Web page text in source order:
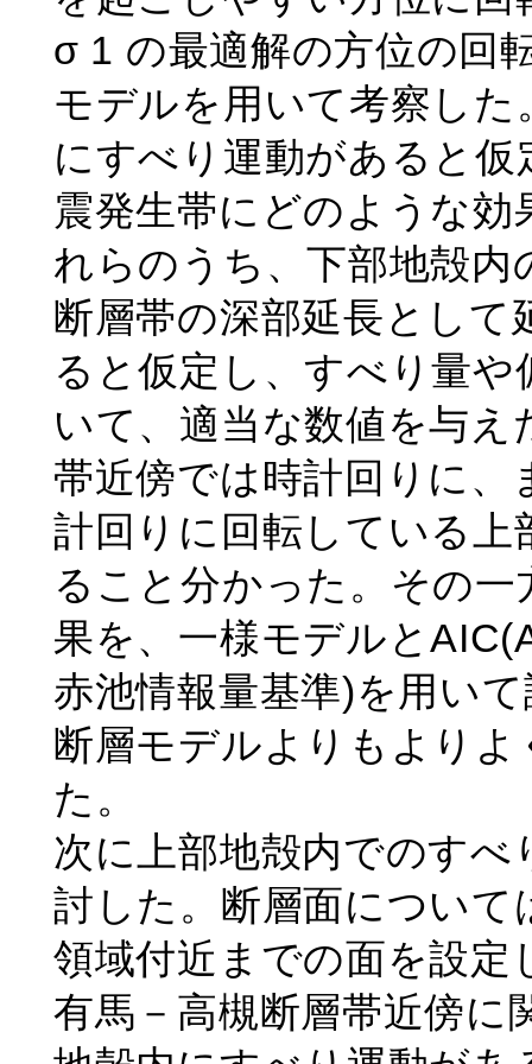
σ 1 の最適解の方位の回
モデルを用いて考察し
にすべり運動があると
震発生帯にどのような
れらのうち、下部地殻
断層帯の深部延長として
ると仮定し、すべり量
いて、適当な数値を与
帯近傍では時計回りに、
計回りに回転している上
ること分かった。その
果を、一様モデルと
赤池情報量基準)を用い
断層モデルよりもより
た。
次に上部地殻内でのす
討した。断層面につい
領域付近までの面を設定
有馬－高槻断層帯近傍に